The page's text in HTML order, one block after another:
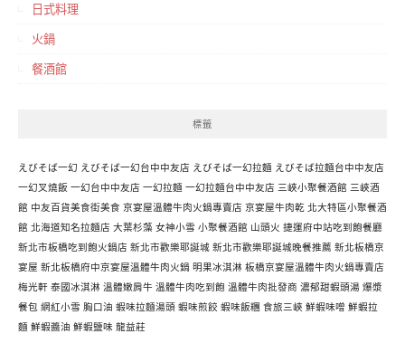
日式料理
火鍋
餐酒館
標籤
えびそば一幻 えびそば一幻台中中友店 えびそば一幻拉麵 えびそば拉麵台中中友店
一幻叉燒飯 一幻台中中友店 一幻拉麵 一幻拉麵台中中友店 三峽小聚餐酒館 三峽酒
館 中友百貨美食街美食 京宴屋溫體牛肉火鍋專賣店 京宴屋牛肉乾 北大特區小聚餐酒
館 北海道知名拉麵店 大葉杉藻 女神小雪 小聚餐酒館 山頭火 捷運府中站吃到飽餐廳
新北市板橋吃到飽火鍋店 新北市歡樂耶誕城 新北市歡樂耶誕城晚餐推薦 新北板橋京
宴屋 新北板橋府中京宴屋溫體牛肉火鍋 明果冰淇淋 板橋京宴屋溫體牛肉火鍋專賣店
梅光軒 泰國冰淇淋 溫體嫩肩牛 溫體牛肉吃到飽 溫體牛肉批發商 濃郁甜蝦頭湯 爆漿
餐包 網紅小雪 胸口油 蝦味拉麵湯頭 蝦味煎餃 蝦味飯糰 食旅三峽 鮮蝦味噌 鮮蝦拉
麵 鮮蝦醬油 鮮蝦鹽味 龍益莊